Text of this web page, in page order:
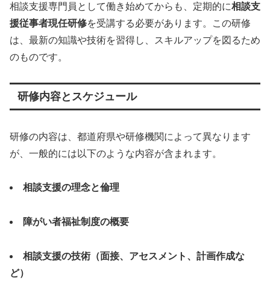
相談支援専門員として働き始めてからも、定期的に相談支
援従事者現任研修を受講する必要があります。この研修
は、最新の知識や技術を習得し、スキルアップを図るため
のものです。
研修内容とスケジュール
研修の内容は、都道府県や研修機関によって異なります
が、一般的には以下のような内容が含まれます。
相談支援の理念と倫理
障がい者福祉制度の概要
相談支援の技術（面接、アセスメント、計画作成な
ど）